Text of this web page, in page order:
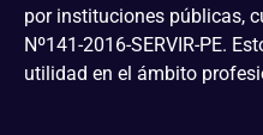
por instituciones públicas,
Nº141-2016-SERVIR-PE.
utilidad en el ámbito